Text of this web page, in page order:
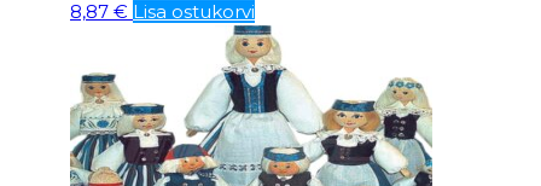
8,87 € Lisa ostukorvi